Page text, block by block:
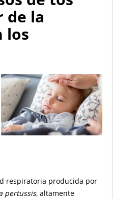
de la
los
respiratoria producida por
pertussis, altamente